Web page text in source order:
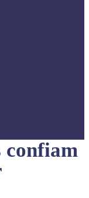
confiam